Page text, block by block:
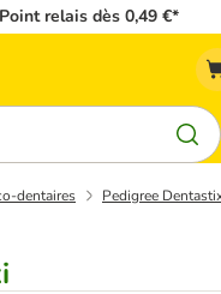
relais dès 0,49 €*
dentaires Pedigree